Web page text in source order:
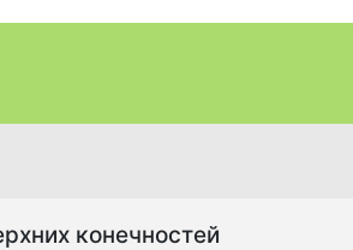
конечностей